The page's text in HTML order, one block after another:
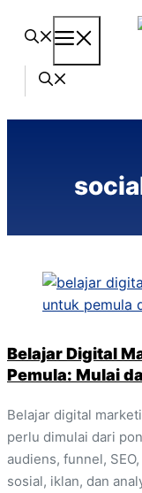
Langsung
Belajar Digital
Pemula: Mulai
Belajar digital
perlu dimulai dari
audiens, funnel,
sosial, iklan, dan